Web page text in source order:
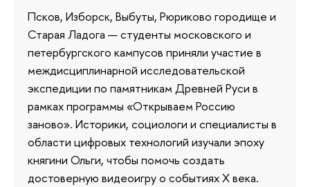
Псков, Изборск, Выбуты, Рюриково городище и
Старая Ладога — студенты московского и
петербургского кампусов приняли участие в
междисциплинарной исследовательской
экспедиции по памятникам Древней Руси в
рамках программы «Открываем Россию
заново». Историки, социологи и специалисты в
области цифровых технологий изучали эпоху
княгини Ольги, чтобы помочь создать
достоверную видеоигру о событиях X века.